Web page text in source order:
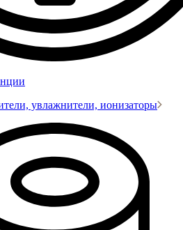
увлажнители, ионизаторы